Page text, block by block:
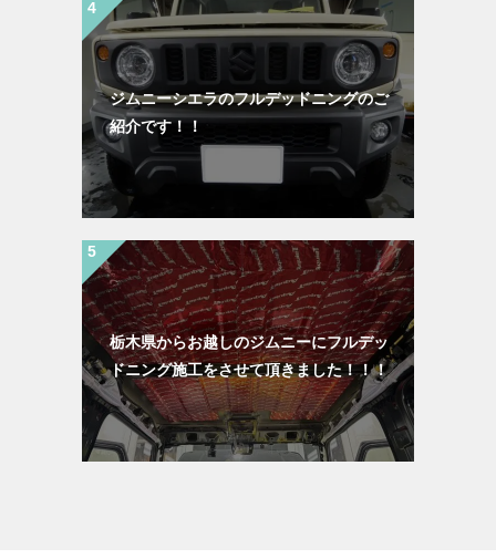
ジムニーシエラのフルデッドニングのご
紹介です！！
栃木県からお越しのジムニーにフルデッ
ドニング施工をさせて頂きました！！！